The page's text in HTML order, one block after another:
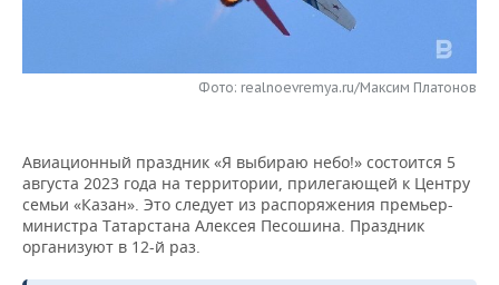
ЭНЕРГЕТИКА
ТЕЛЕКОММУНИКАЦИИ
НОВОСТИ МЕРОПРИЯТИЙ
БИЗНЕС-БРАНЧИ
ONLINE-КОНФЕРЕНЦИИ
ФУТБОЛ
ХОККЕЙ
НОВОСТИ ОБЩЕСТВА
ВЛАСТЬ
ФОТОГАЛЕРЕЯ
СЮЖЕТЫ
Фото: realnoevremya.ru/Максим Платонов
Авиационный праздник «Я выбираю небо!» состоится 5
августа 2023 года на территории, прилегающей к Центру
семьи «Казан». Это следует из распоряжения премьер-
министра Татарстана Алексея Песошина. Праздник
организуют в 12-й раз.